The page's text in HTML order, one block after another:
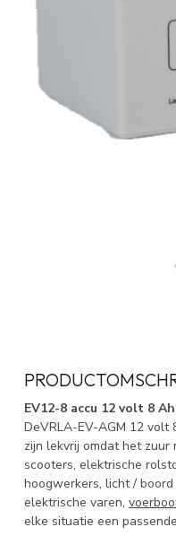
EV12-8 accu 12 volt 8
DeVRLA-EV-AGM 12 volt
zijn lekvrij omdat het
scooters, elektrische
hoogwerkers, licht /
elektrische varen,
elke situatie een